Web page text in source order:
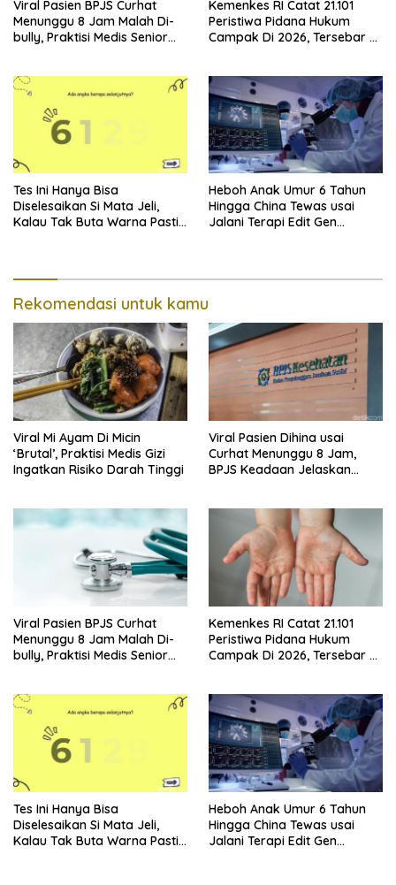
Viral Pasien BPJS Curhat
Menunggu 8 Jam Malah Di-
bully, Praktisi Medis Senior
Kemenkes RI Catat 21.101
Peristiwa Pidana Hukum
Campak Di 2026, Tersebar Di
Tes Ini Hanya Bisa
Diselesaikan Si Mata Jeli,
Kalau Tak Buta Warna Pasti
Heboh Anak Umur 6 Tahun
Hingga China Tewas usai
Jalani Terapi Edit Gen
Rekomendasi untuk kamu
Viral Mi Ayam Di Micin
‘Brutal’, Praktisi Medis Gizi
Ingatkan Risiko Darah Tinggi
Viral Pasien Dihina usai
Curhat Menunggu 8 Jam,
BPJS Keadaan Jelaskan
Viral Pasien BPJS Curhat
Menunggu 8 Jam Malah Di-
bully, Praktisi Medis Senior
Kemenkes RI Catat 21.101
Peristiwa Pidana Hukum
Campak Di 2026, Tersebar Di
Tes Ini Hanya Bisa
Diselesaikan Si Mata Jeli,
Kalau Tak Buta Warna Pasti
Heboh Anak Umur 6 Tahun
Hingga China Tewas usai
Jalani Terapi Edit Gen